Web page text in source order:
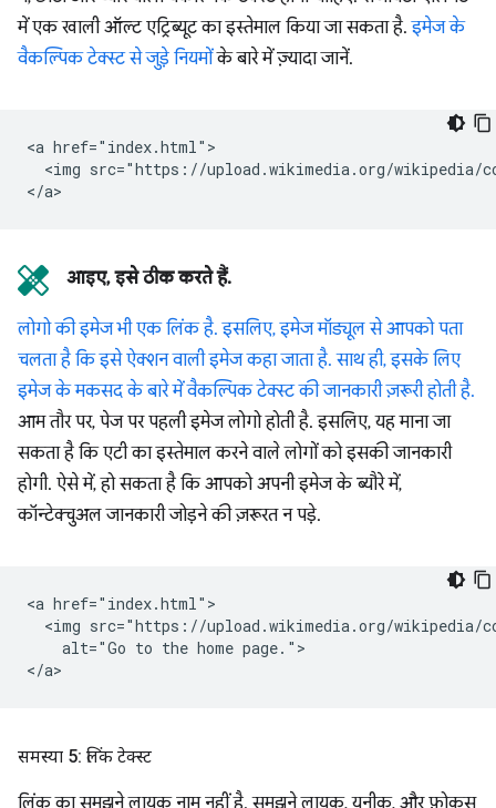
में एक खाली ऑल्ट एट्रिब्यूट का इस्तेमाल किया जा सकता है.इमेज के
वैकल्पिक टेक्स्ट से जुड़े नियमोंके बारे में ज़्यादा जानें.
<a href="index.html">
<img src="https://upload.wikimedia.org/wikipedia/
आइए, इसे ठीक करते हैं.
लोगो की इमेज भी एक लिंक है. इसलिए, इमेज मॉड्यूल से आपको पता
चलता है कि इसे ऐक्शन वाली इमेज कहा जाता है. साथ ही, इसके लिए
इमेज के मकसद के बारे में वैकल्पिक टेक्स्ट की जानकारी ज़रूरी होती है.
आम तौर पर, पेज पर पहली इमेज लोगो होती है. इसलिए, यह माना जा
सकता है कि एटी का इस्तेमाल करने वाले लोगों को इसकी जानकारी
होगी. ऐसे में, हो सकता है कि आपको अपनी इमेज के ब्यौरे में,
कॉन्टेक्चुअल जानकारी जोड़ने की ज़रूरत न पड़े.
<a href="index.html">
<img src="https://upload.wikimedia.org/wikipedia/
    alt="Go to the home page.">
समस्या 5: लिंक टेक्स्ट